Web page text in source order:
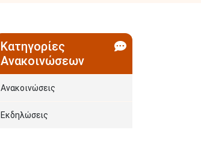
Κατηγορίες
Ανακοινώσεων
Ανακοινώσεις
Εκδηλώσεις